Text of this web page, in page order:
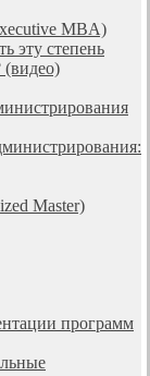
MBA)
эту степень
(видео)
Master)
программ